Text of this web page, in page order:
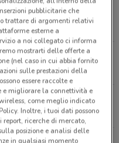
Nord Senigallia
pubblicitarie che
trattare di argomenti relativi
esterne a
a noi collegato ci informa
mostrarti delle offerte a
(nel caso in cui abbia fornito
sulle prestazioni della
essere raccolte e
e migliorare la connettività e
come meglio indicato
Inoltre, i tuoi dati possono
report, ricerche di mercato,
posizione e analisi delle
in qualsiasi momento